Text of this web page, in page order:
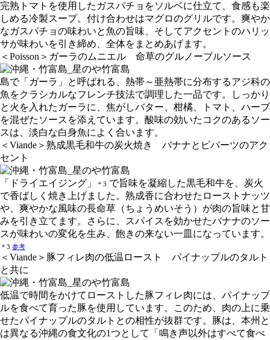
完熟トマトを使用したガスパチョをソルベに仕立て、食感も楽
しめる冷製スープ。付け合わせはマグロのグリルです。爽やか
なガスパチョの味わいと魚の旨味、そしてアクセントのハリッ
サが味わいを引き締め、全体をまとめあげます。
＜Poisson＞ガーラのムニエル 命草のグルノーブルソース
島で「ガーラ」と呼ばれる、熱帯～亜熱帯に分布するアジ科の
魚をクラシカルなフレンチ技法で調理した一品です。しっかり
と火を入れたガーラに、焦がしバター、柑橘、トマト、ハーブ
を混ぜたソースを添えています。酸味の効いたコクのあるソー
スは、淡白な白身魚によく合います。
＜Viande＞熟成黒毛和牛の炭火焼き バナナとピパーツのアク
セント
「ドライエイジング」 ＊3 で旨味を凝縮した黒毛和牛を、炭火
で香ばしく焼き上げました。熟成香に合わせたローストナッツ
や、爽やかな風味の長命草（ちょうめいそう）が肉の旨味と甘
みを引き立てます。さらに、スパイスを効かせたバナナのソー
スが味わいの変化を生み、飽きの来ない一皿になっています。
＊3 参考
＜Viande＞豚フィレ肉の低温ロースト パイナップルのタルト
と共に
低温で時間をかけてローストした豚フィレ肉には、パイナップ
ルを食べて育った豚を使用しています。このため、肉の上に乗
せたパイナップルのタルトとの相性が抜群です。豚は、本州と
は異なる沖縄の食文化の1つとして「鳴き声以外はすべて食べ